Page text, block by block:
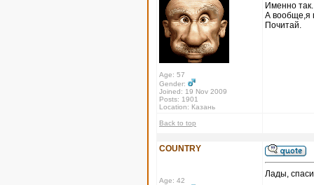
Age: 57
Gender:
Joined: 19 Nov 2009
Posts: 1901
Location: Казань
Именно так.
А вообще,я
Почитай.
Back to top
COUNTRY
Age: 42
Лады,